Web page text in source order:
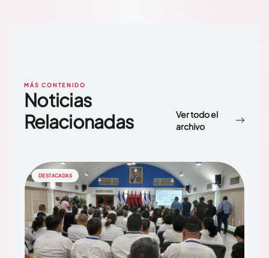
MÁS CONTENIDO
Noticias
Relacionadas
Ver todo el
archivo
DESTACADAS